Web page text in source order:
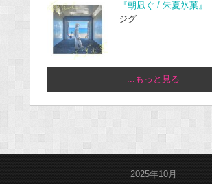
『朝凪ぐ / 朱夏氷菓』
ジグ
...もっと見る
2025年10月